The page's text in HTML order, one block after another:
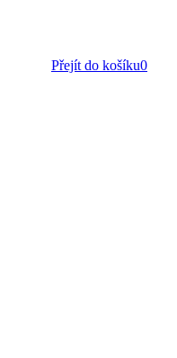
Přejít do košíku0